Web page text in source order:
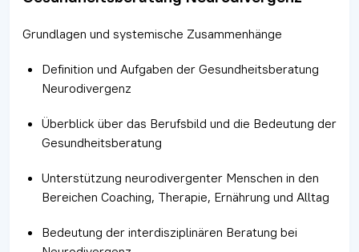
Grundlagen und systemische Zusammenhänge
Definition und Aufgaben der Gesundheitsberatung
Neurodivergenz
Überblick über das Berufsbild und die Bedeutung der
Gesundheitsberatung
Unterstützung neurodivergenter Menschen in den
Bereichen Coaching, Therapie, Ernährung und Alltag
Bedeutung der interdisziplinären Beratung bei